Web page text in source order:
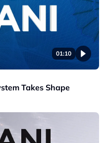
01:10
Takes Shape​